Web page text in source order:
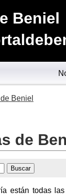
Beniel
Beniel
de
están todas